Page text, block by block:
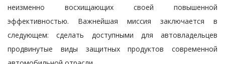
неизменно восхищающих своей повышенной
эффективностью. Важнейшая миссия заключается в
следующем: сделать доступными для автовладельцев
продвинутые виды защитных продуктов современной